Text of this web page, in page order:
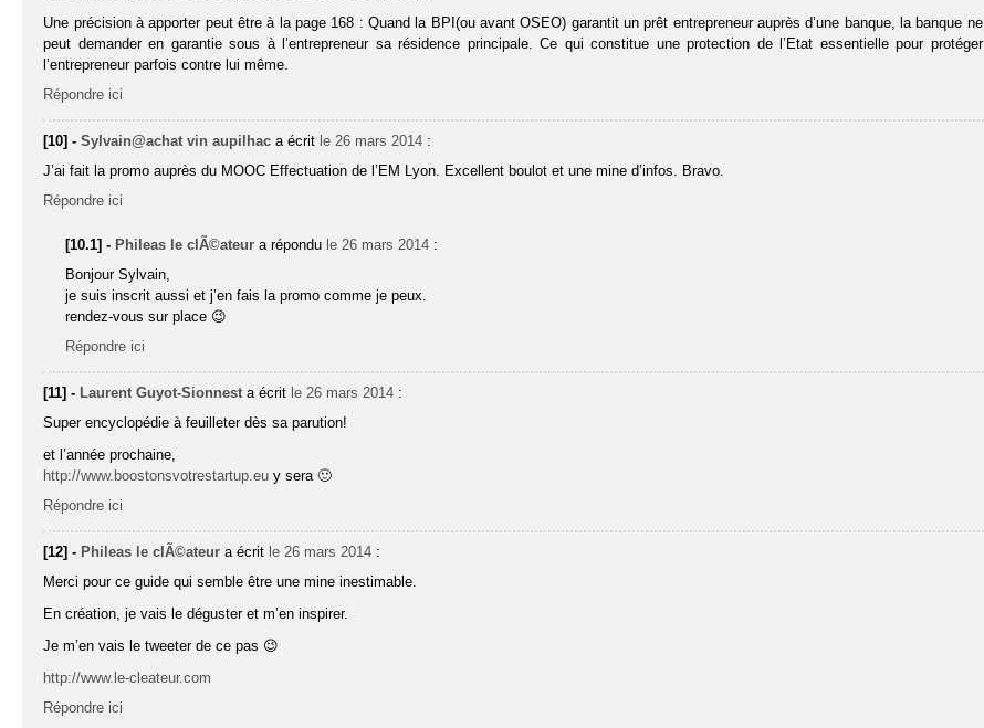
Une précision à apporter peut être à la page 168 : Quand la BPI(ou avant OSEO) garantit un prêt entrepreneur auprès d’une banque, la banque ne
peut demander en garantie sous à l’entrepreneur sa résidence principale. Ce qui constitue une protection de l’Etat essentielle pour protéger
l’entrepreneur parfois contre lui même.
Répondre ici
[10] -Sylvain@achat vin aupilhac a écrit le 26 mars 2014 :
J’ai fait la promo auprès du MOOC Effectuation de l’EM Lyon. Excellent boulot et une mine d’infos. Bravo.
Répondre ici
[10.1] - Phileas le clÃ©ateur a répondu le 26 mars 2014 :
Bonjour Sylvain,
je suis inscrit aussi et j’en fais la promo comme je peux.
rendez-vous sur place 😉
Répondre ici
[11] - Laurent Guyot-Sionnest a écrit le 26 mars 2014 :
Super encyclopédie à feuilleter dès sa parution!
et l’année prochaine,
http://www.boostonsvotrestartup.eu y sera 🙂
Répondre ici
[12] - Phileas le clÃ©ateur a écrit le 26 mars 2014 :
Merci pour ce guide qui semble être une mine inestimable.
En création, je vais le déguster et m’en inspirer.
Je m’en vais le tweeter de ce pas 😉
http://www.le-cleateur.com
Répondre ici